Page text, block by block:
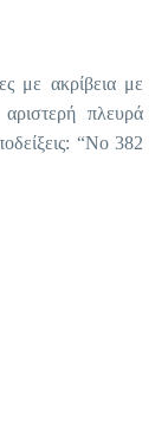
με ακρίβεια με
πλευρά
“Νο 382